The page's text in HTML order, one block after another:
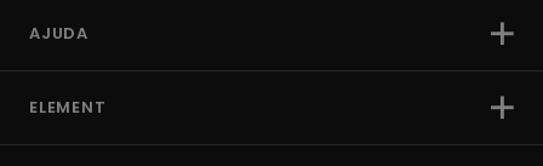
AJUDA
ELEMENT